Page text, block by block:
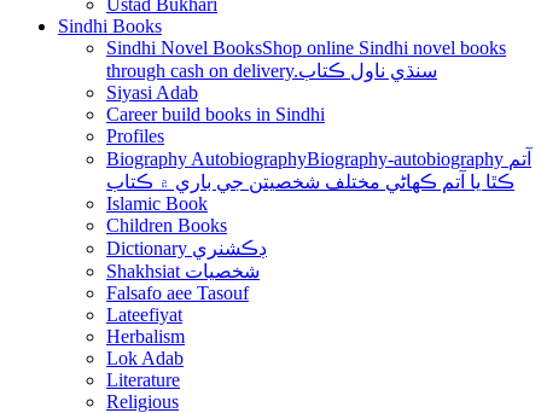
Ustad Bukhari
Sindhi Books
Sindhi Novel BooksShop online Sindhi novel books
through cash on delivery.سنڌي ناول ڪتاب
Siyasi Adab
Career build books in Sindhi
Profiles
Biography AutobiographyBiography-autobiography آتم
ڪٿا يا آتم ڪھاڻي مختلف شخصيتن جي باري ۾ ڪتاب
Islamic Book
Children Books
Dictionary ڊڪشنري
Shakhsiat شخصيات
Falsafo aee Tasouf
Lateefiyat
Herbalism
Lok Adab
Literature
Religious